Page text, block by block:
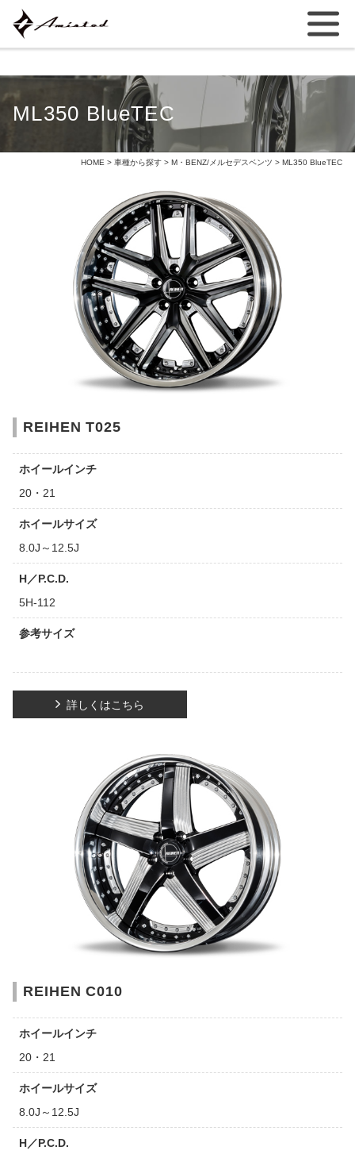
ML350 BlueTEC
HOME > 車種から探す > M・BENZ/メルセデスベンツ > ML350 BlueTEC
REIHEN T025
ホイールインチ
20・21
ホイールサイズ
8.0J～12.5J
H／P.C.D.
5H-112
参考サイズ
詳しくはこちら
REIHEN C010
ホイールインチ
20・21
ホイールサイズ
8.0J～12.5J
H／P.C.D.